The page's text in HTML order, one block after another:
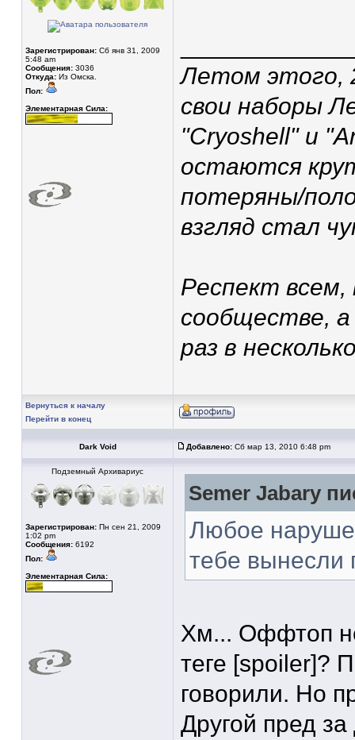
Зарегистрирован: Сб янв 31, 2009
5:48 am
Сообщения: 3036
Откуда: Из Омска.
Пол:
Элементарная Сила:
Летом этого,
свои наборы
"Cryoshell" и
остаются
потеряны/
взгляд стал
Респект
сообществе,
раз в
Вернуться к началу
Перейти в конец
Dark Void Добавлено: Сб мар 13, 2010 6:48 pm
Подземный Архивариус
Зарегистрирован: Пн сен 21, 2009
1:02 pm
Сообщения: 6192
Пол:
Элементарная Сила:
Semer Jabary
Любое
тебе вынесли
Хм... Оффтоп
теге [spoiler]?
говорили. Но
Другой пред